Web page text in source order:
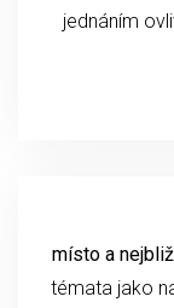
jednáním
místo a
témata jako